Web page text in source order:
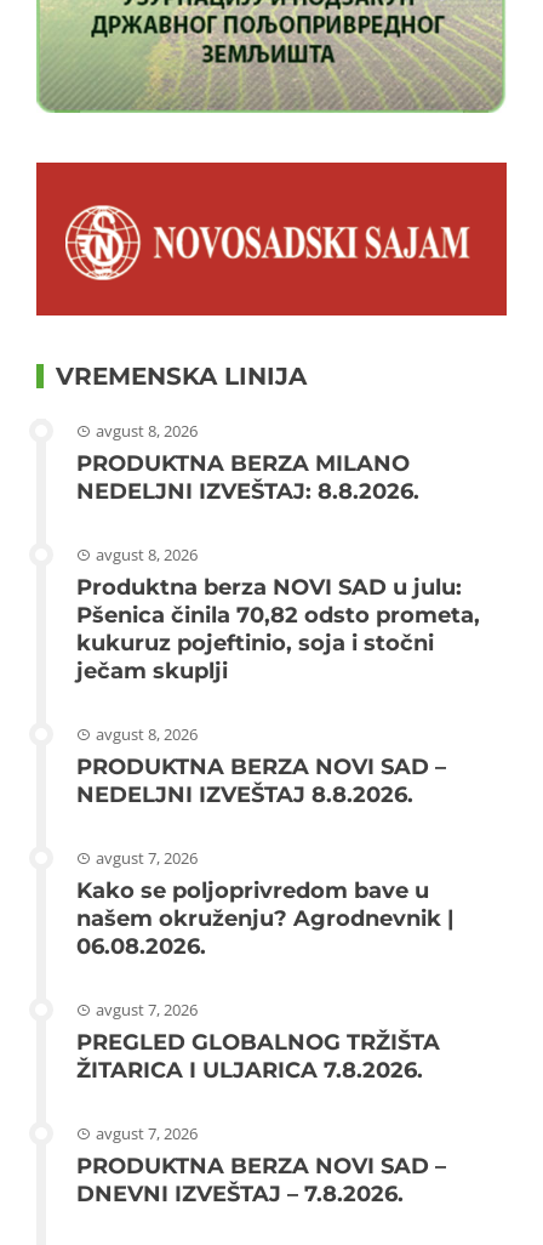
VREMENSKA LINIJA
avgust 8, 2026
PRODUKTNA BERZA MILANO
NEDELJNI IZVEŠTAJ: 8.8.2026.
avgust 8, 2026
Produktna berza NOVI SAD u julu:
Pšenica činila 70,82 odsto prometa,
kukuruz pojeftinio, soja i stočni
ječam skuplji
avgust 8, 2026
PRODUKTNA BERZA NOVI SAD –
NEDELJNI IZVEŠTAJ 8.8.2026.
avgust 7, 2026
Kako se poljoprivredom bave u
našem okruženju? Agrodnevnik |
06.08.2026.
avgust 7, 2026
PREGLED GLOBALNOG TRŽIŠTA
ŽITARICA I ULJARICA 7.8.2026.
avgust 7, 2026
PRODUKTNA BERZA NOVI SAD –
DNEVNI IZVEŠTAJ – 7.8.2026.